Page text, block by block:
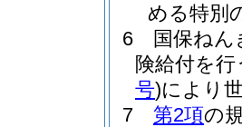
める特別
6
国保ね
険給付を
号)により
7
第2項の